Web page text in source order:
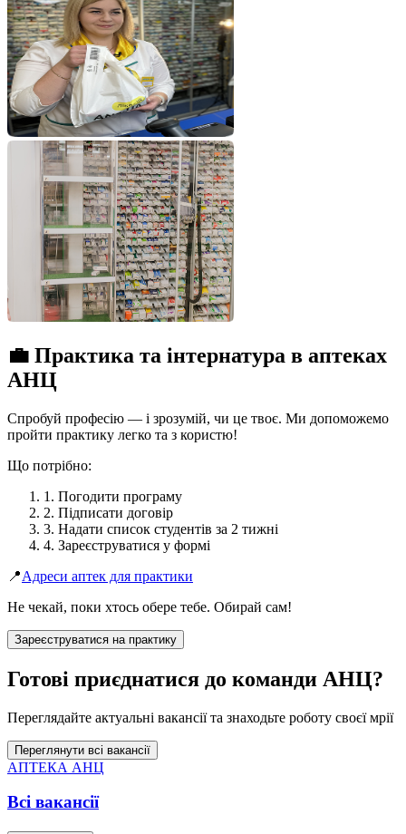
💼 Практика та інтернатура в аптеках
АНЦ
Спробуй професію — і зрозумій, чи це твоє. Ми допоможемо
пройти практику легко та з користю!
Що потрібно:
1. Погодити програму
2. Підписати договір
3. Надати список студентів за 2 тижні
4. Зареєструватися у формі
📍Адреси аптек для практики
Не чекай, поки хтось обере тебе. Обирай сам!
Зареєструватися на практику
Готові приєднатися до команди АНЦ?
Переглядайте актуальні вакансії та знаходьте роботу своєї мрії
Переглянути всі вакансії
АПТЕКА АНЦ
Всі вакансії